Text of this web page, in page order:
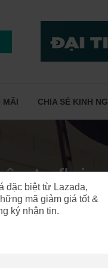
MÃI CHIA SẺ KINH
Leflair
đặc biệt từ Lazada,
mã giảm giá tốt &
ký nhận tin.